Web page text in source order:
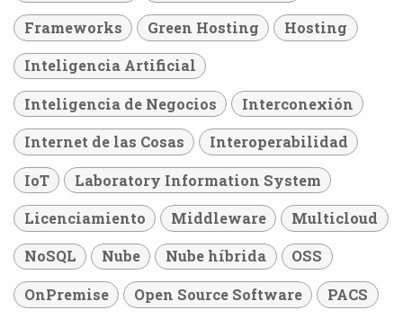
Frameworks Green Hosting Hosting
Inteligencia Artificial
Inteligencia de Negocios Interconexión
Internet de las Cosas Interoperabilidad
IoT Laboratory Information System
Licenciamiento Middleware Multicloud
NoSQL Nube Nube híbrida OSS
OnPremise Open Source Software PACS